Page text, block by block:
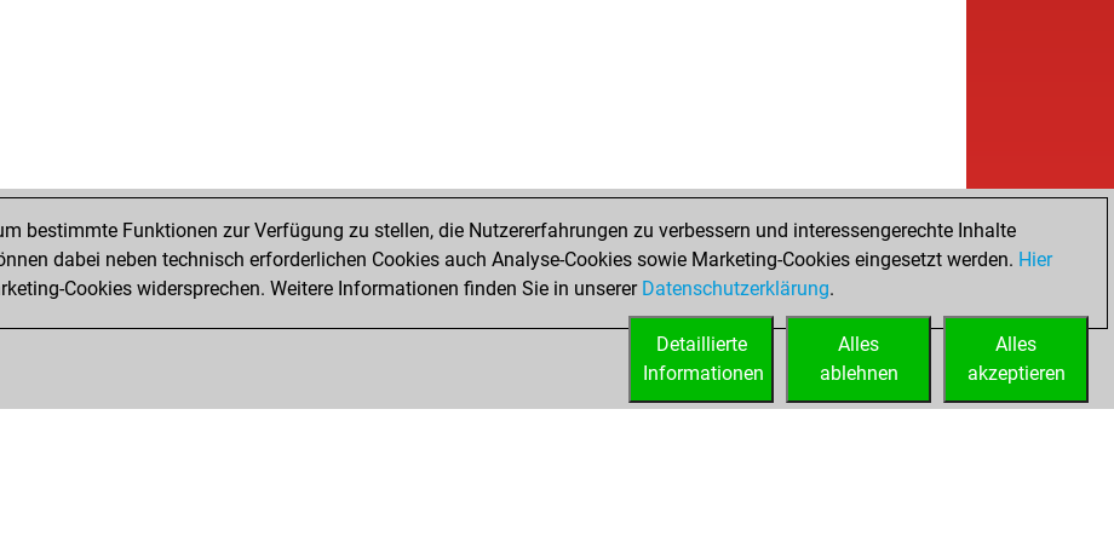
bestimmte Funktionen zur Verfügung zu stellen, die Nutzererfahrungen zu verbessern und interessengerechte Inhalte
dabei neben technisch erforderlichen Cookies auch Analyse-Cookies sowie Marketing-Cookies eingesetzt werden. Hier
Cookies widersprechen. Weitere Informationen finden Sie in unserer Datenschutzerklärung.
Alles
akzeptieren
Alles
ablehnen
Detaillierte
Informationen